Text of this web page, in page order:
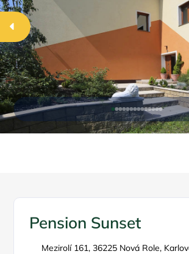
Pension Sunset
Mezirolí 161, 36225 Nová Role,